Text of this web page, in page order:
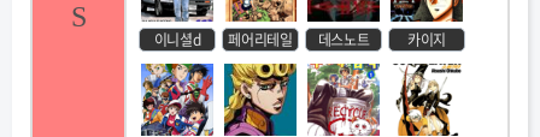
S
이니셜d 페어리테일 데스노트 카이지